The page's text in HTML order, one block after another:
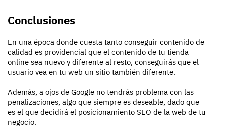
Conclusiones
En una época donde cuesta tanto conseguir contenido de
calidad es providencial que el contenido de tu tienda
online sea nuevo y diferente al resto, conseguirás que el
usuario vea en tu web un sitio también diferente.
Además, a ojos de Google no tendrás problema con las
penalizaciones, algo que siempre es deseable, dado que
es el que decidirá el posicionamiento SEO de la web de tu
negocio.